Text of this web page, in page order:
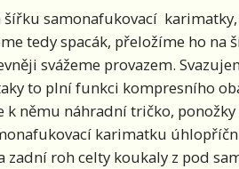
samonafukovací
tedy spacák, přeložíme ho
svážeme provazem.
to plní funkci kompresního
k němu náhradní tričko,
karimatku
zadní roh celty koukaly z pod